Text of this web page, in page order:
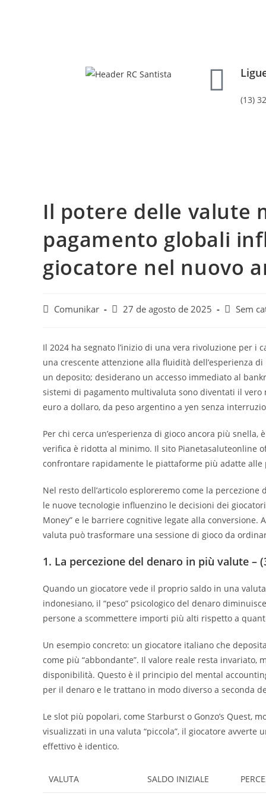
(13)
Il potere delle valute
pagamento globali
giocatore nel nuovo
Comunikar 27 de agosto de 2025 Sem
Il 2024 ha segnato l’inizio di una vera rivoluzione per i
una crescente attenzione alla fluidità dell’esperienza
un deposito; desiderano un accesso immediato al
sistemi di pagamento multivaluta sono diventati il
euro a dollaro, da peso argentino a yen senza
Per chi cerca un’esperienza di gioco ancora più
verifica è ridotta al minimo. Il sito Pianetasaluteonline
confrontare rapidamente le piattaforme più adatte
Nel resto dell’articolo esploreremo come la
le nuove tecnologie influenzino le decisioni dei
Money” e le barriere cognitive legate alla
valuta può trasformare una sessione di gioco da
1. La percezione del denaro in più valute –
Quando un giocatore vede il proprio saldo in una
indonesiano, il “peso” psicologico del denaro
persone a scommettere importi più alti rispetto a
Un esempio concreto: un giocatore italiano che
come più “abbondante”. Il valore reale resta
disponibilità. Questo è il principio del mental
per il denaro e le trattano in modo diverso a seconda
Le slot più popolari, come Starburst o Gonzo’s Quest,
visualizzati in una valuta “piccola”, il giocatore avverte
effettivo è identico.
VALUTA SALDO INIZIALE